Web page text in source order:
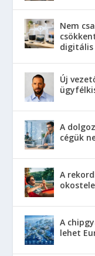
Nem
digitális
Új
A
cégük
A
A
lehet